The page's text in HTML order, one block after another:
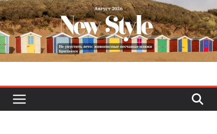
Skip
to
content